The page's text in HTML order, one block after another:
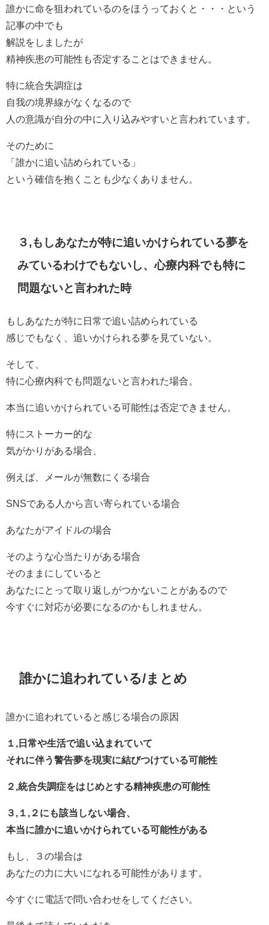
誰かに命を狙われているのをほうっておくと・・・という
記事の中でも
解説をしましたが
精神疾患の可能性も否定することはできません。
特に統合失調症は
自我の境界線がなくなるので
人の意識が自分の中に入り込みやすいと言われています。
そのために
「誰かに追い詰められている」
という確信を抱くことも少なくありません。
３,もしあなたが特に追いかけられている夢を
みているわけでもないし、心療内科でも特に
問題ないと言われた時
もしあなたが特に日常で追い詰められている
感じでもなく、追いかけられる夢を見ていない。
そして、
特に心療内科でも問題ないと言われた場合。
本当に追いかけられている可能性は否定できません。
特にストーカー的な
気がかりがある場合、
例えば、メールが無数にくる場合
SNSである人から言い寄られている場合
あなたがアイドルの場合
そのような心当たりがある場合
そのままにしていると
あなたにとって取り返しがつかないことがあるので
今すぐに対応が必要になるのかもしれません。
誰かに追われている/まとめ
誰かに追われていると感じる場合の原因
１,日常や生活で追い込まれていて
それに伴う警告夢を現実に結びつけている可能性
２,統合失調症をはじめとする精神疾患の可能性
３,１,２にも該当しない場合、
本当に誰かに追いかけられている可能性がある
もし、３の場合は
あなたの力に大いになれる可能性があります。
今すぐに電話で問い合わせをしてください。